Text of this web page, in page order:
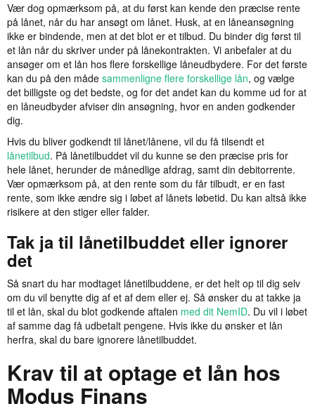
Vær dog opmærksom på, at du først kan kende den præcise rente
på lånet, når du har ansøgt om lånet. Husk, at en låneansøgning
ikke er bindende, men at det blot er et tilbud. Du binder dig først til
et lån når du skriver under på lånekontrakten. Vi anbefaler at du
ansøger om et lån hos flere forskellige låneudbydere. For det første
kan du på den måde sammenligne flere forskellige lån, og vælge
det billigste og det bedste, og for det andet kan du komme ud for at
en låneudbyder afviser din ansøgning, hvor en anden godkender
dig.
Hvis du bliver godkendt til lånet/lånene, vil du få tilsendt et
lånetilbud. På lånetilbuddet vil du kunne se den præcise pris for
hele lånet, herunder de månedlige afdrag, samt din debitorrente.
Vær opmærksom på, at den rente som du får tilbudt, er en fast
rente, som ikke ændre sig i løbet af lånets løbetid. Du kan altså ikke
risikere at den stiger eller falder.
Tak ja til lånetilbuddet eller ignorer
det
Så snart du har modtaget lånetilbuddene, er det helt op til dig selv
om du vil benytte dig af et af dem eller ej. Så ønsker du at takke ja
til et lån, skal du blot godkende aftalen med dit NemID. Du vil i løbet
af samme dag få udbetalt pengene. Hvis ikke du ønsker et lån
herfra, skal du bare ignorere lånetilbuddet.
Krav til at optage et lån hos
Modus Finans